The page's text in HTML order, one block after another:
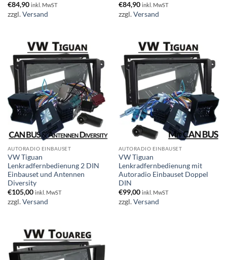
€84,90 inkl. MwST
zzgl.Versand
€84,90 inkl. MwST
zzgl.Versand
AUTORADIO EINBAUSET
VW Tiguan
Lenkradfernbedienung 2 DIN
Einbauset und Antennen
Diversity
€105,00 inkl. MwST
zzgl.Versand
AUTORADIO EINBAUSET
VW Tiguan
Lenkradfernbedienung mit
Autoradio Einbauset Doppel
DIN
€99,00 inkl. MwST
zzgl.Versand